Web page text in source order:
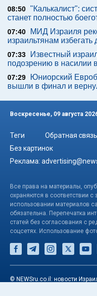
08:50 "Калькалист":
станет полностью
07:40
МИД Израиля
израильтянам избегать
07:33
Известный
подозрению в насилии
07:29
Юниорский
вышли в финал и
Воскресенье, 09 августа
Теги Обратная связь
Без картинок
Реклама:
Все права на материалы,
охраняются в соответствии
использовании материалов
обязательна. Перепечатка
статей без согласования с
соцсетях. Использование
© NEWSru.co.il: новости